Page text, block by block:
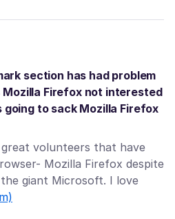
section has had problem
Firefox not interested
going to sack Mozilla Firefox
volunteers that have
Mozilla Firefox despite
giant Microsoft. I love